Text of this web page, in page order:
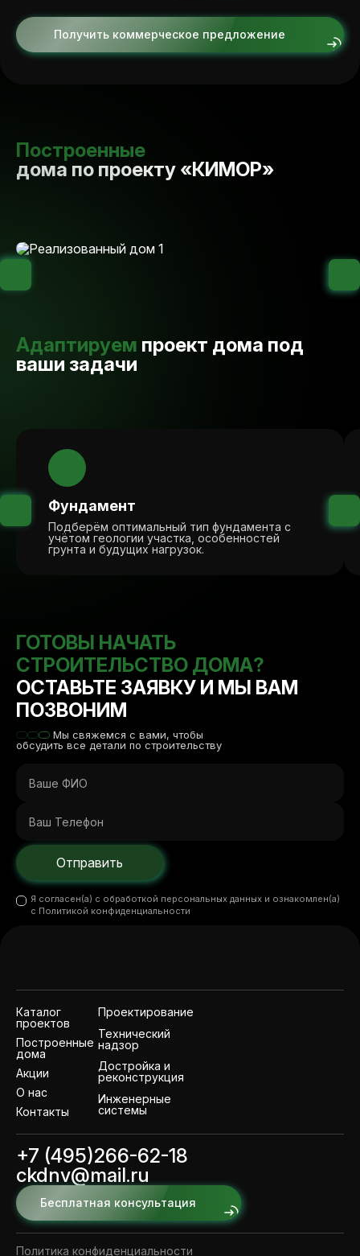
Получить коммерческое предложение
Построенные
дома по проекту «КИМОР»
Адаптируем проект дома под
ваши задачи
Фундамент
Подберём оптимальный тип фундамента с
учётом геологии участка, особенностей
грунта и будущих нагрузок.
ГОТОВЫ НАЧАТЬ
СТРОИТЕЛЬСТВО ДОМА?
ОСТАВЬТЕ ЗАЯВКУ И МЫ ВАМ
ПОЗВОНИМ
Мы свяжемся с вами, чтобы
обсудить все детали по строительству
Отправить
Я согласен(а) с обработкой персональных данных и ознакомлен(а)
с Политикой конфиденциальности
Каталог
проектов
Построенные
дома
Акции
О нас
Контакты
Проектирование
Технический
надзор
Достройка и
реконструкция
Инженерные
системы
+7 (495)266-62-18
ckdnv@mail.ru
Бесплатная консультация
Политика конфиденциальности